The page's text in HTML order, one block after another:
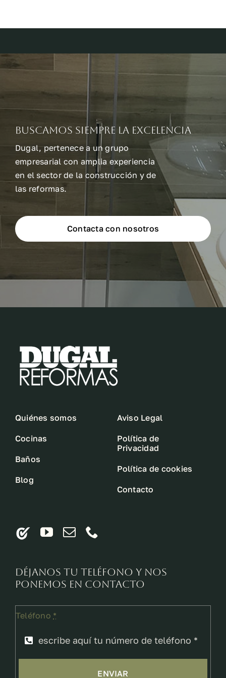
Buscamos siempre la excelencia
Dugal, pertenece a un grupo
empresarial con amplia experiencia
en el sector de la construcción y de
las reformas.
Contacta con nosotros
Quiénes somos
Cocinas
Baños
Blog
Aviso Legal
Política de
Privacidad
Política de cookies
Contacto
Déjanos tu teléfono y nos
ponemos en contacto
Teléfono *
ENVIAR